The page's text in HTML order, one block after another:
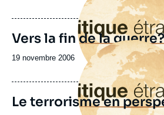
publication
Vers la fin de la guerre?
Date
publication
19 novembre 2006
Image
principale
Le terrorisme en